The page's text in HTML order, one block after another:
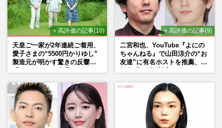
⭐ 高評価の記事(10)
天皇ご一家が2年連続ご着用、
愛子さまの“5500円かりゆし”
製造元が明かす驚きの反響
⭐ 高評価の記事(9)
二宮和也、YouTube『よにの
ちゃんねる』で山田涼介の“お
友達”に有名ホストを推薦、歌